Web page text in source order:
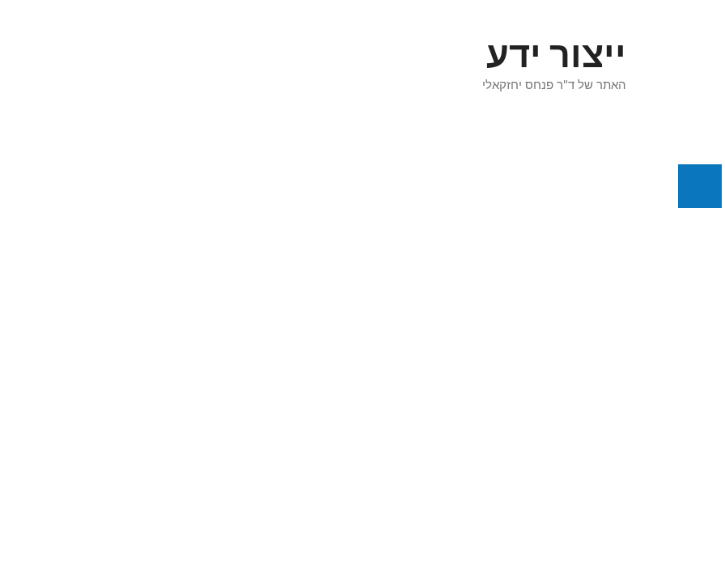
ייצור ידע
האתר של ד"ר פנחס יחזקאלי